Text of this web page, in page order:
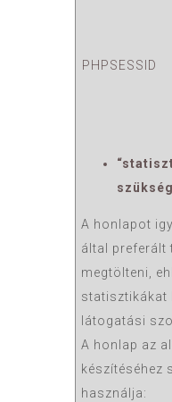
PHPSESSID
“
A honlapot
által preferált
megtölteni,
statisztikákat
látogatási
A honlap az
készítéséhez
használja: